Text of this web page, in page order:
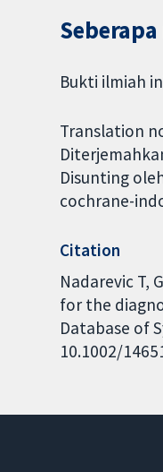
Bukti ilmiah
Translation
Disunting
cochrane-
Citation
Nadarevic T,
for the
Database of
10.1002/